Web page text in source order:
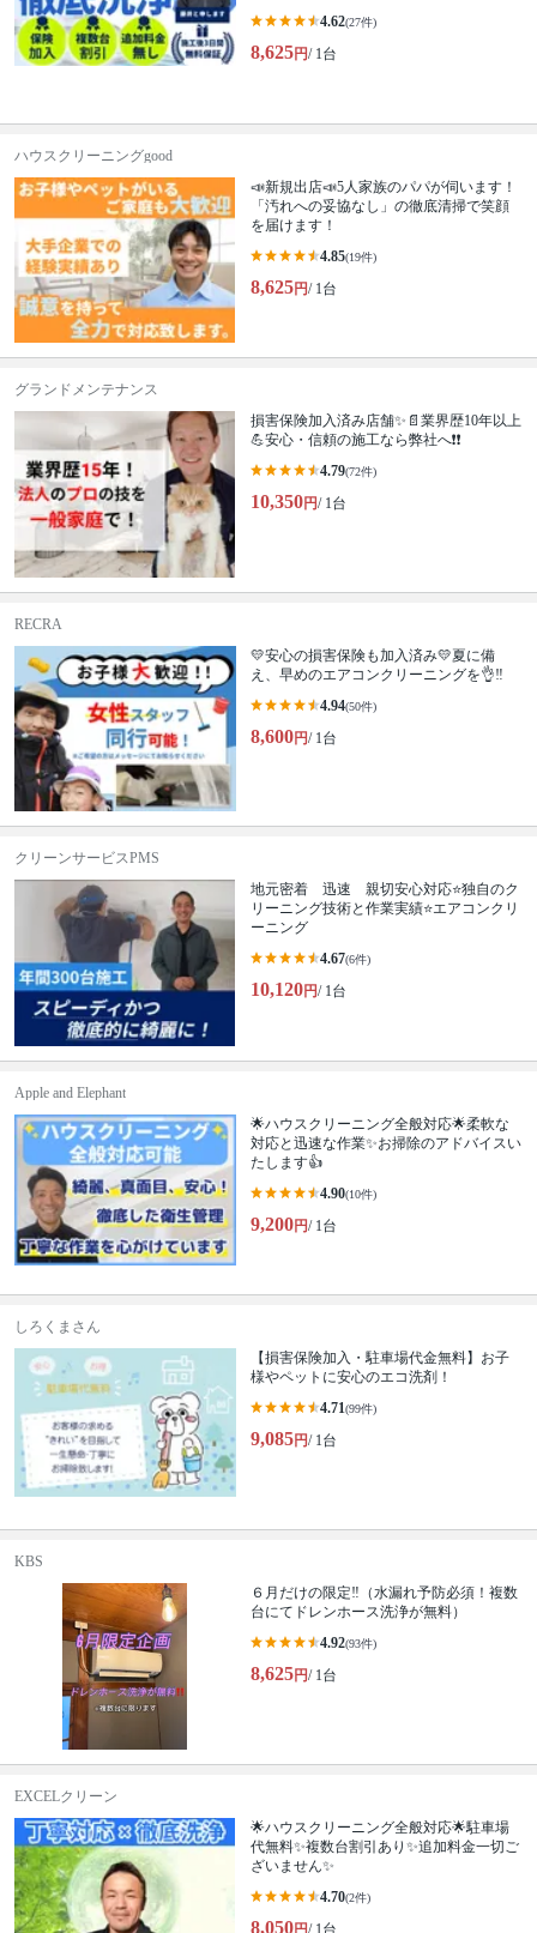
4.62(27件)
8,625円/ 1台
ハウスクリーニングgood
📣新規出店📣5人家族のパパが伺います！
「汚れへの妥協なし」の徹底清掃で笑顔
を届けます！
4.85(19件)
8,625円/ 1台
グランドメンテナンス
損害保険加入済み店舗✨📄業界歴10年以上
💪安心・信頼の施工なら弊社へ❗❗
4.79(72件)
10,350円/ 1台
RECRA
💛安心の損害保険も加入済み💛夏に備
え、早めのエアコンクリーニングを👌‼️
4.94(50件)
8,600円/ 1台
クリーンサービスPMS
地元密着 迅速 親切安心対応⭐️独自のク
リーニング技術と作業実績⭐️エアコンクリ
ーニング
4.67(6件)
10,120円/ 1台
Apple and Elephant
🌟ハウスクリーニング全般対応🌟柔軟な
対応と迅速な作業✨お掃除のアドバイスい
たします👍
4.90(10件)
9,200円/ 1台
しろくまさん
【損害保険加入・駐車場代金無料】お子
様やペットに安心のエコ洗剤！
4.71(99件)
9,085円/ 1台
KBS
６月だけの限定‼️（水漏れ予防必須！複数
台にてドレンホース洗浄が無料）
4.92(93件)
8,625円/ 1台
EXCELクリーン
🌟ハウスクリーニング全般対応🌟駐車場
代無料✨複数台割引あり✨追加料金一切ご
ざいません✨
4.70(2件)
8,050円/ 1台